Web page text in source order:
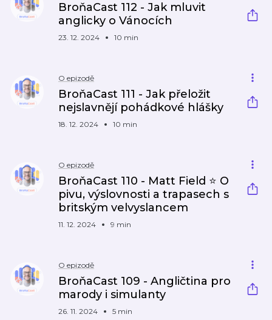
BroňaCast 112 - Jak mluvit
anglicky o Vánocích
23. 12. 2024 10 min
O epizodě
BroňaCast 111 - Jak přeložit
nejslavnějí pohádkové hlášky
18. 12. 2024 10 min
O epizodě
BroňaCast 110 - Matt Field ⭐ O
pivu, výslovnosti a trapasech s
britským velvyslancem
11. 12. 2024 9 min
O epizodě
BroňaCast 109 - Angličtina pro
marody i simulanty
26. 11. 2024 5 min